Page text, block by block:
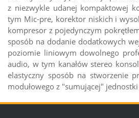
z niezwykle udanej kompaktowej
tym Mic-pre, korektor niskich i
kompresor z pojedynczym
sposób na dodanie dodatkowych
poziomie liniowym dowolnego
audio, w tym kanałów stereo
elastyczny sposób na stworzenie
modułowego z "sumującej"